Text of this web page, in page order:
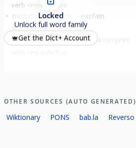
verb imperfective
растолко́вывать explain
verb imperfective
перетолко́вывать misinterpret
Locked
Unlock full word family
Get the Dict+ Account
OTHER SOURCES (AUTO GENERATED)
Wiktionary PONS bab.la Reverso